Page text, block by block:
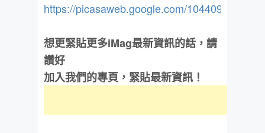
https://picasaweb.google.com/
想更緊貼更多iMag最新資訊的話，請
讚好
加入我們的專頁，緊貼最新資訊！